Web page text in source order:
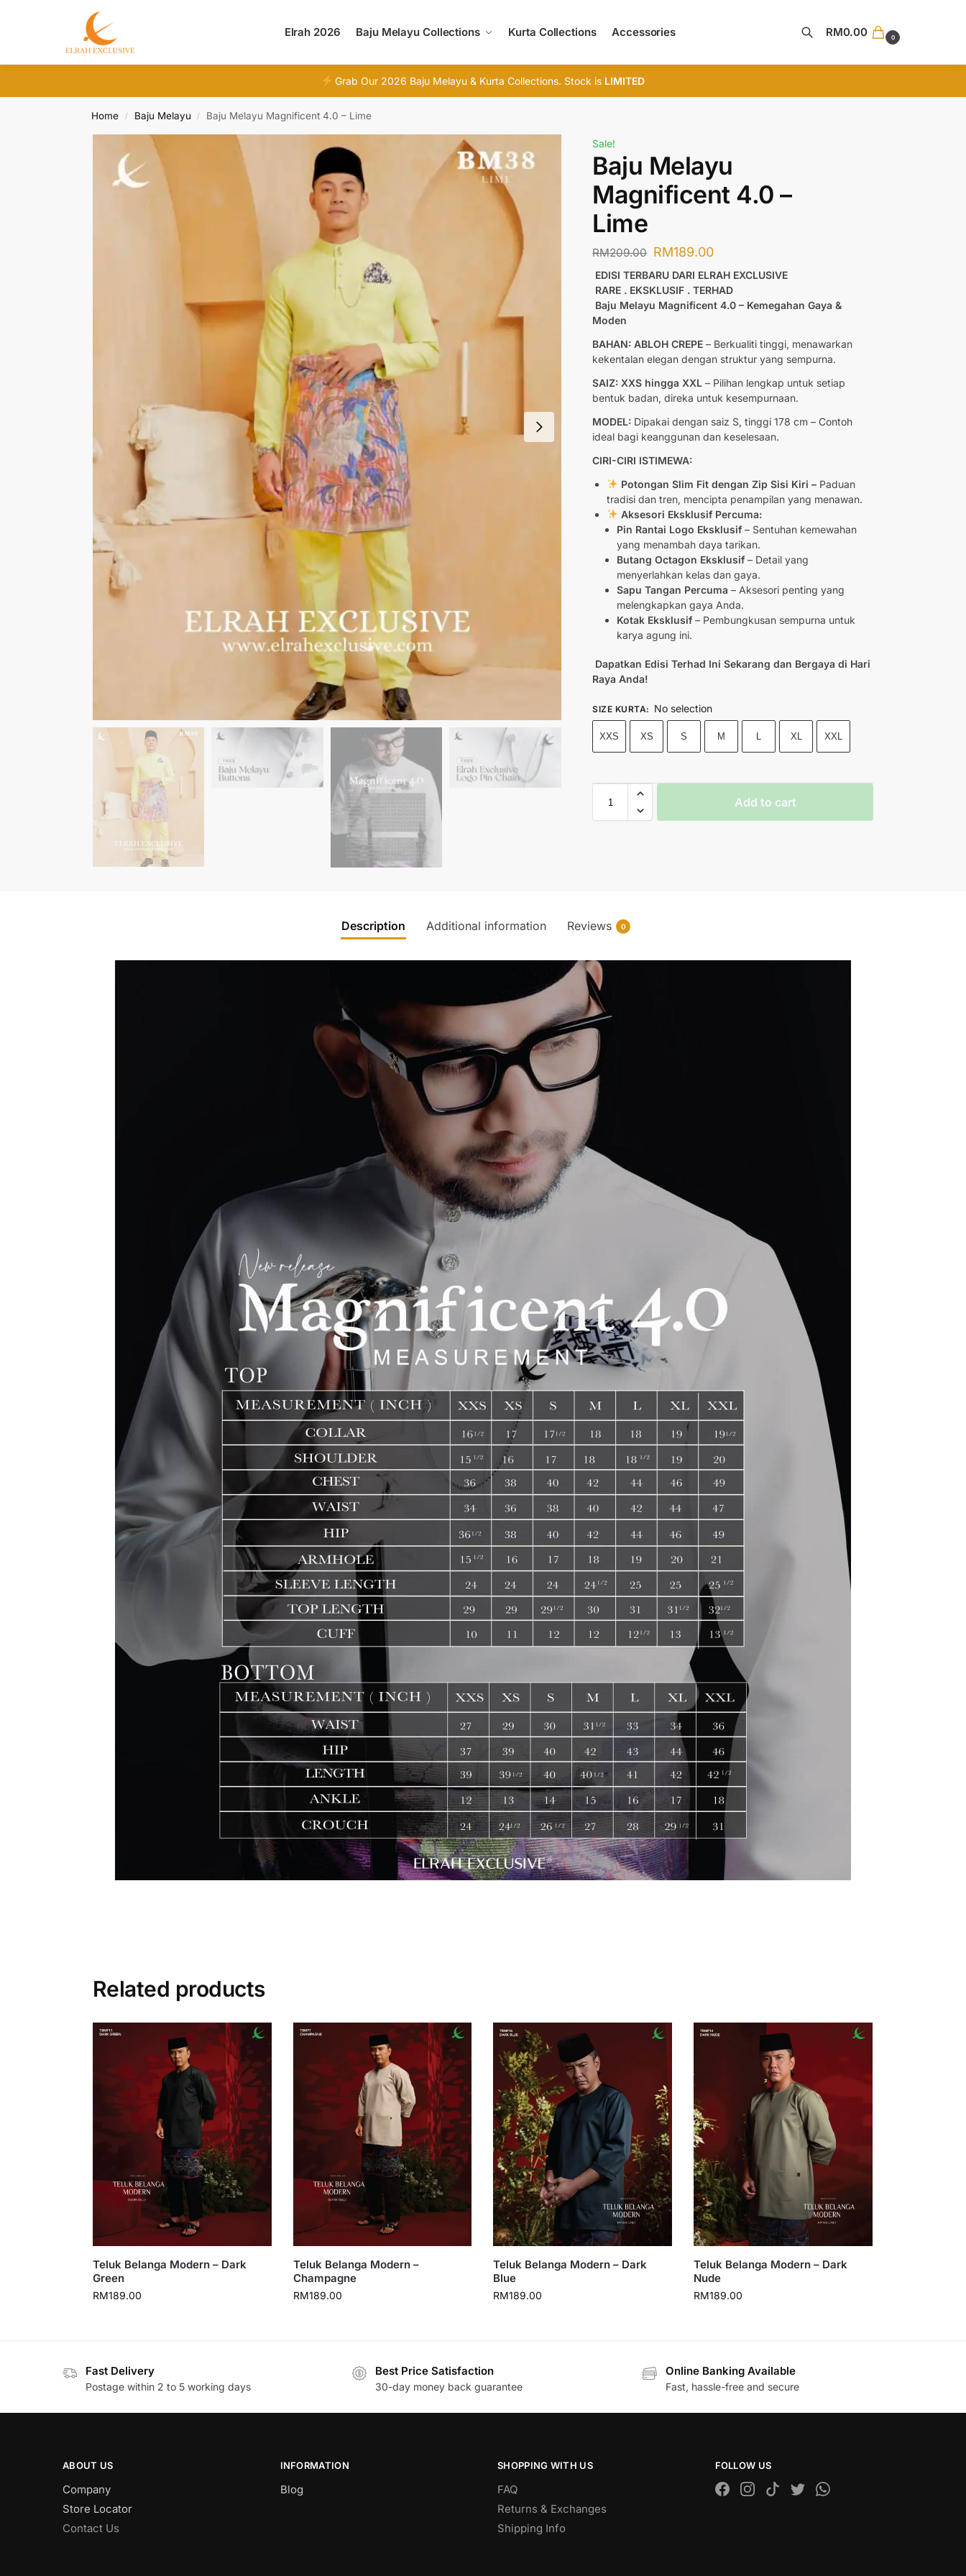
Elrah 2026 Baju Melayu Collections Kurta Collections Accessories RM0.00 0
Grab Our 2026 Baju Melayu & Kurta Collections. Stock is LIMITED
Home / Baju Melayu / Baju Melayu Magnificent 4.0 – Lime
Sale!
Baju Melayu
Magnificent 4.0 –
Lime
RM209.00 RM189.00
EDISI TERBARU DARI ELRAH EXCLUSIVE
RARE . EKSKLUSIF . TERHAD
Baju Melayu Magnificent 4.0 – Kemegahan Gaya &
Moden
BAHAN: ABLOH CREPE – Berkualiti tinggi, menawarkan
kekentalan elegan dengan struktur yang sempurna.
SAIZ: XXS hingga XXL – Pilihan lengkap untuk setiap
bentuk badan, direka untuk kesempurnaan.
MODEL: Dipakai dengan saiz S, tinggi 178 cm – Contoh
ideal bagi keanggunan dan keselesaan.
CIRI-CIRI ISTIMEWA:
Potongan Slim Fit dengan Zip Sisi Kiri – Paduan
tradisi dan tren, mencipta penampilan yang menawan.
Aksesori Eksklusif Percuma:
Pin Rantai Logo Eksklusif – Sentuhan kemewahan
yang menambah daya tarikan.
Butang Octagon Eksklusif – Detail yang
menyerlahkan kelas dan gaya.
Sapu Tangan Percuma – Aksesori penting yang
melengkapkan gaya Anda.
Kotak Eksklusif – Pembungkusan sempurna untuk
karya agung ini.
Dapatkan Edisi Terhad Ini Sekarang dan Bergaya di Hari
Raya Anda!
SIZE KURTA: No selection
XXS XS S M L XL XXL
Add to cart
Description Additional information Reviews 0
Related products
Teluk Belanga Modern – Dark
Green
RM189.00
Teluk Belanga Modern –
Champagne
RM189.00
Teluk Belanga Modern – Dark
Blue
RM189.00
Teluk Belanga Modern – Dark
Nude
RM189.00
Fast Delivery
Postage within 2 to 5 working days
Best Price Satisfaction
30-day money back guarantee
Online Banking Available
Fast, hassle-free and secure
ABOUT US
Company
Store Locator
Contact Us
INFORMATION
Blog
SHOPPING WITH US
FAQ
Returns & Exchanges
Shipping Info
FOLLOW US